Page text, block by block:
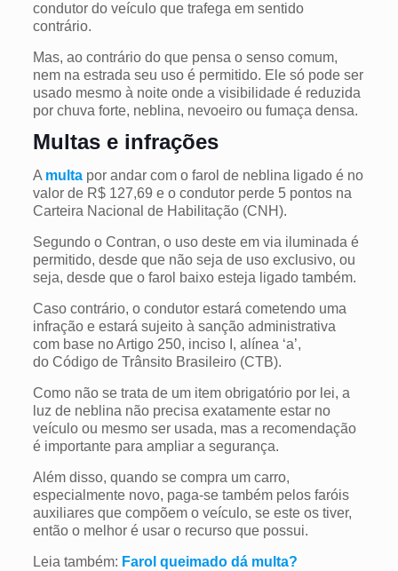
condutor do veículo que trafega em sentido
contrário.
Mas, ao contrário do que pensa o senso comum,
nem na estrada seu uso é permitido. Ele só pode ser
usado mesmo à noite onde a visibilidade é reduzida
por chuva forte, neblina, nevoeiro ou fumaça densa.
Multas e infrações
A multapor andar com o farol de neblina ligado é no
valor de R$ 127,69 e o condutor perde 5 pontos na
Carteira Nacional de Habilitação (CNH).
Segundo o Contran, o uso deste em via iluminada é
permitido, desde que não seja de uso exclusivo, ou
seja, desde que o farol baixo esteja ligado também.
Caso contrário, o condutor estará cometendo uma
infração e estará sujeito à sanção administrativa
com base no Artigo 250, inciso I, alínea ‘a’,
do Código de Trânsito Brasileiro (CTB).
Como não se trata de um item obrigatório por lei, a
luz de neblina não precisa exatamente estar no
veículo ou mesmo ser usada, mas a recomendação
é importante para ampliar a segurança.
Além disso, quando se compra um carro,
especialmente novo, paga-se também pelos faróis
auxiliares que compõem o veículo, se este os tiver,
então o melhor é usar o recurso que possui.
Leia também: Farol queimado dá multa?